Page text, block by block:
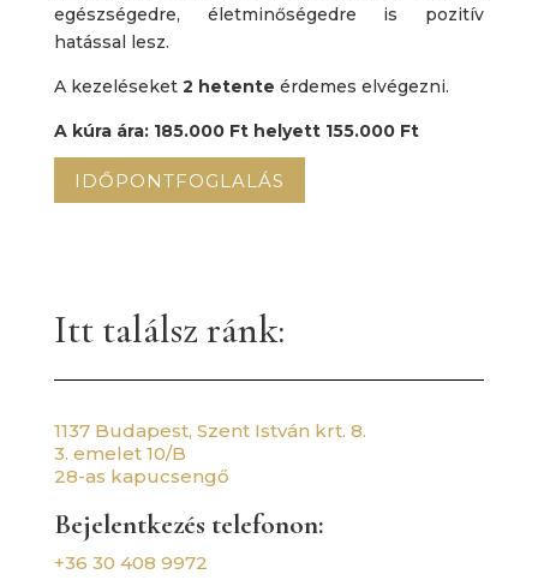
egészségedre, életminőségedre is pozitív
hatással lesz.
A kezeléseket 2 hetente érdemes elvégezni.
A kúra ára: 185.000 Ft helyett 155.000 Ft
IDŐPONTFOGLALÁS
Itt találsz ránk:
1137 Budapest, Szent István krt. 8.
3. emelet 10/B
28-as kapucsengő
Bejelentkezés telefonon:
+36 30 408 9972